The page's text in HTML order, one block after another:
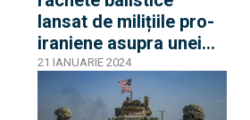
lansat de milițiile pro-
iraniene asupra unei
baze a Coaliției în Irak.
Mai mulți militari au
fost răniți
21 IANUARIE 2024